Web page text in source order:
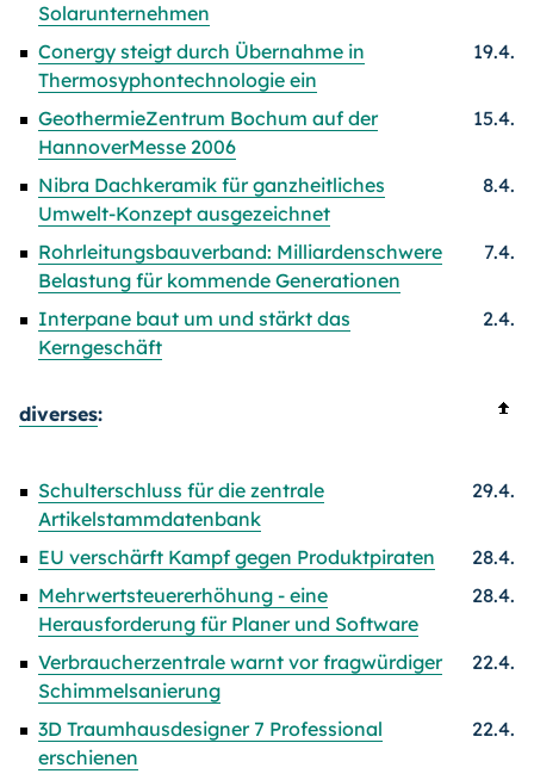
Solarunternehmen
Conergy steigt durch Übernahme in
Thermosyphontechnologie ein
19.4.
GeothermieZentrum Bochum auf der
HannoverMesse 2006
15.4.
Nibra Dachkeramik für ganzheitliches
Umwelt-Konzept ausgezeichnet
8.4.
Rohrleitungsbauverband: Milliardenschwere
Belastung für kommende Generationen
7.4.
Interpane baut um und stärkt das
Kerngeschäft
2.4.
diverses:
Schulterschluss für die zentrale
Artikelstammdatenbank
29.4.
EU verschärft Kampf gegen Produktpiraten
28.4.
Mehrwertsteuererhöhung - eine
Herausforderung für Planer und Software
28.4.
Verbraucherzentrale warnt vor fragwürdiger
Schimmelsanierung
22.4.
3D Traumhausdesigner 7 Professional
erschienen
22.4.